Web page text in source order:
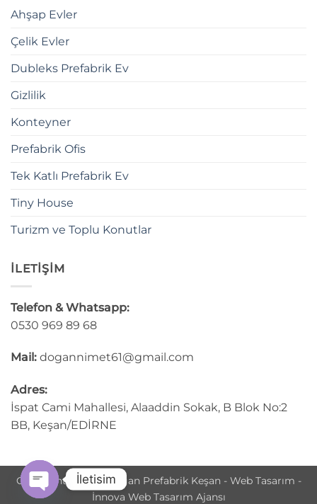
Ahşap Evler
Çelik Evler
Dubleks Prefabrik Ev
Gizlilik
Konteyner
Prefabrik Ofis
Tek Katlı Prefabrik Ev
Tiny House
Turizm ve Toplu Konutlar
İLETİŞİM
Telefon & Whatsapp:
0530 969 89 68
Mail: dogannimet61@gmail.com
Adres:
İspat Cami Mahallesi, Alaaddin Sokak, B Blok No:2
BB, Keşan/EDİRNE
Copyright © 2025 Doğan Prefabrik Keşan - Web Tasarım -
İnnova Web Tasarım Ajansı
İletisim